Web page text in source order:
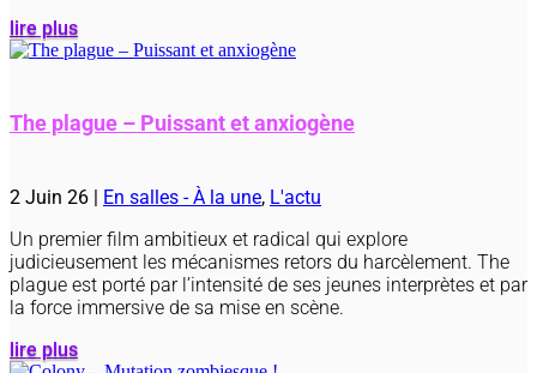
lire plus
The plague – Puissant et anxiogène
2 Juin 26 En salles - À la une, L'actu
Un premier film ambitieux et radical qui explore
judicieusement les mécanismes retors du harcèlement. The
plague est porté par l’intensité de ses jeunes interprètes et par
la force immersive de sa mise en scène.
lire plus